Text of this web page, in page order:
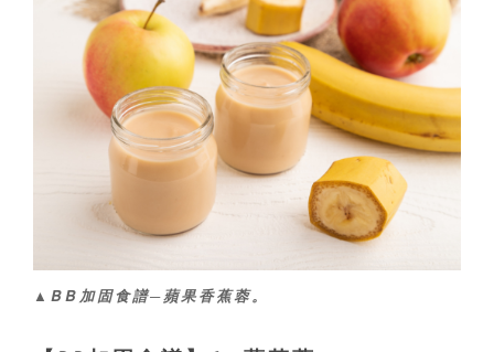
▲BB加固食譜─蘋果香蕉蓉。